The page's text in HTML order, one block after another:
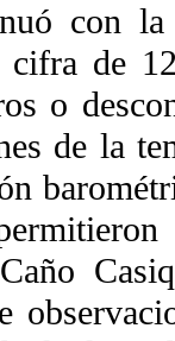
con
cifra de
o
de la